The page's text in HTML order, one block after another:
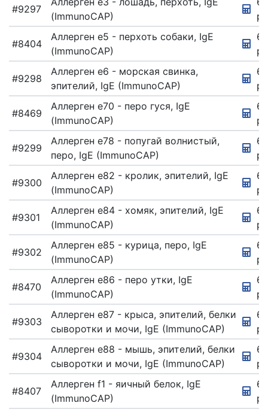
#9297
(ImmunoCAP)
#8404
Аллерген e5 - перхоть собаки, IgE
(ImmunoCAP)
#9298
Аллерген e6 - морская свинка,
эпителий, IgE (ImmunoCAP)
#8469
Аллерген e70 - перо гуся, IgE
(ImmunoCAP)
#9299
Аллерген e78 - попугай волнистый,
перо, IgE (ImmunoCAP)
#9300
Аллерген e82 - кролик, эпителий, IgE
(ImmunoCAP)
#9301
Аллерген e84 - хомяк, эпителий, IgE
(ImmunoCAP)
#9302
Аллерген e85 - курица, перо, IgE
(ImmunoCAP)
#8470
Аллерген e86 - перо утки, IgE
(ImmunoCAP)
#9303
Аллерген e87 - крыса, эпителий, белки
сыворотки и мочи, IgE (ImmunoCAP)
#9304
Аллерген e88 - мышь, эпителий, белки
сыворотки и мочи, IgE (ImmunoCAP)
#8407
Аллерген f1 - яичный белок, IgE
(ImmunoCAP)